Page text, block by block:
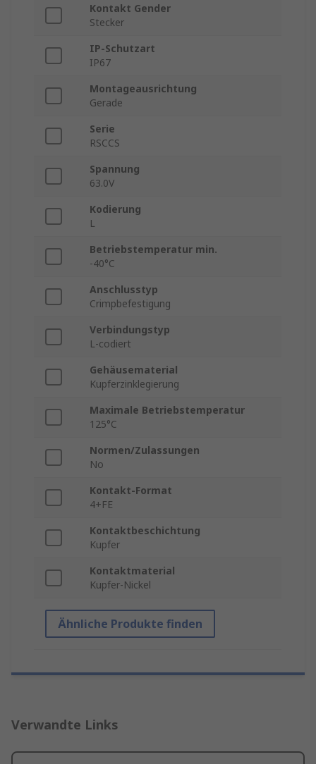
Kontakt Gender
Stecker
IP-Schutzart
IP67
Montageausrichtung
Gerade
Serie
RSCCS
Spannung
63.0V
Kodierung
L
Betriebstemperatur min.
-40°C
Anschlusstyp
Crimpbefestigung
Verbindungstyp
L-codiert
Gehäusematerial
Kupferzinklegierung
Maximale Betriebstemperatur
125°C
Normen/Zulassungen
No
Kontakt-Format
4+FE
Kontaktbeschichtung
Kupfer
Kontaktmaterial
Kupfer-Nickel
Ähnliche Produkte finden
Verwandte Links